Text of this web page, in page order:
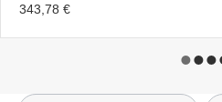
343,78 €